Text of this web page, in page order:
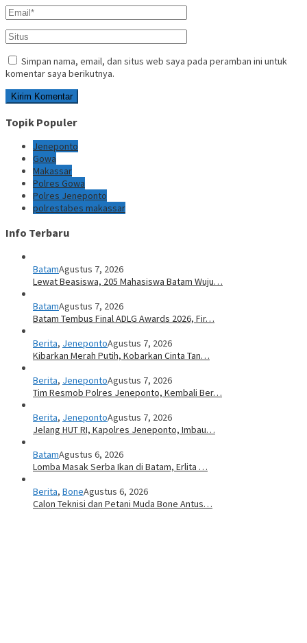
Simpan nama, email, dan situs web saya pada peramban ini untuk
komentar saya berikutnya.
Topik Populer
Jeneponto
Gowa
Makassar
Polres Gowa
Polres Jeneponto
polrestabes makassar
Info Terbaru
BatamAgustus 7, 2026
Lewat Beasiswa, 205 Mahasiswa Batam Wuju…
BatamAgustus 7, 2026
Batam Tembus Final ADLG Awards 2026, Fir…
Berita, JenepontoAgustus 7, 2026
Kibarkan Merah Putih, Kobarkan Cinta Tan…
Berita, JenepontoAgustus 7, 2026
Tim Resmob Polres Jeneponto, Kembali Ber…
Berita, JenepontoAgustus 7, 2026
Jelang HUT RI, Kapolres Jeneponto, Imbau…
BatamAgustus 6, 2026
Lomba Masak Serba Ikan di Batam, Erlita …
Berita, BoneAgustus 6, 2026
Calon Teknisi dan Petani Muda Bone Antus…